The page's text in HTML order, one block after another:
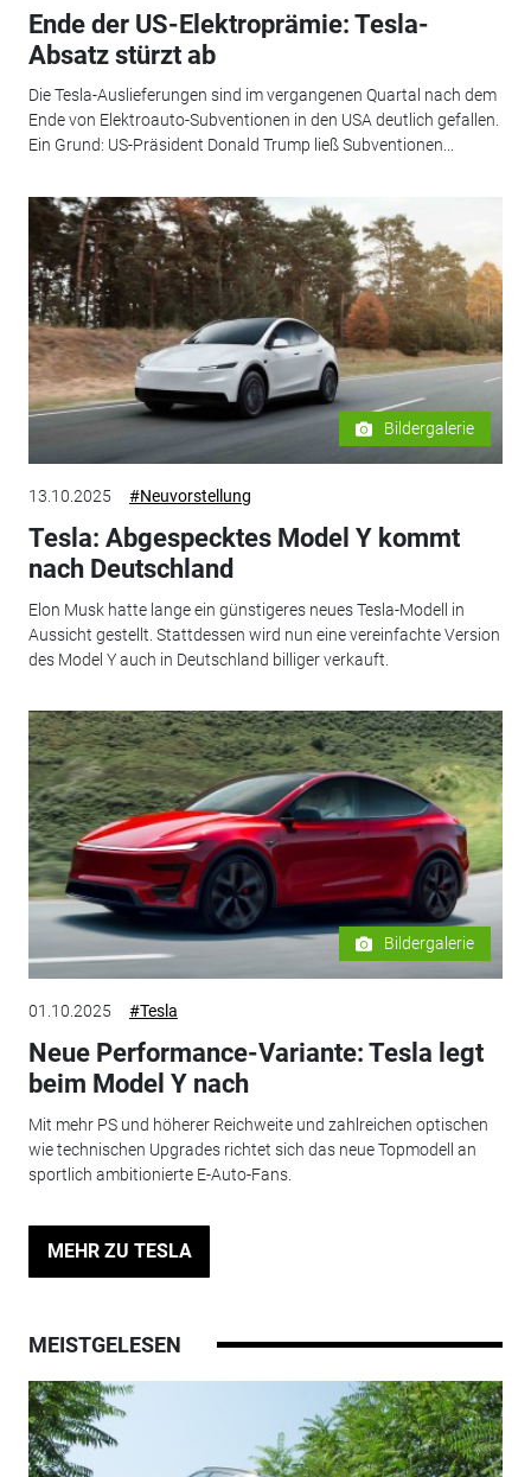
Ende der US-Elektroprämie: Tesla-
Absatz stürzt ab
Die Tesla-Auslieferungen sind im vergangenen Quartal nach dem
Ende von Elektroauto-Subventionen in den USA deutlich gefallen.
Ein Grund: US-Präsident Donald Trump ließ Subventionen...
Bildergalerie
13.10.2025 #Neuvorstellung
Tesla: Abgespecktes Model Y kommt
nach Deutschland
Elon Musk hatte lange ein günstigeres neues Tesla-Modell in
Aussicht gestellt. Stattdessen wird nun eine vereinfachte Version
des Model Y auch in Deutschland billiger verkauft.
Bildergalerie
01.10.2025 #Tesla
Neue Performance-Variante: Tesla legt
beim Model Y nach
Mit mehr PS und höherer Reichweite und zahlreichen optischen
wie technischen Upgrades richtet sich das neue Topmodell an
sportlich ambitionierte E-Auto-Fans.
MEHR ZU TESLA
MEISTGELESEN